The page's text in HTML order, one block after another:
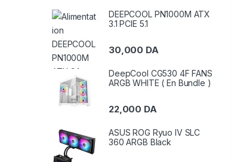
DEEPCOOL PN1000M ATX
3.1 PCIE 5.1
30,000 DA
DeepCool CG530 4F FANS
ARGB WHITE ( En Bundle )
22,000 DA
ASUS ROG Ryuo IV SLC
360 ARGB Black